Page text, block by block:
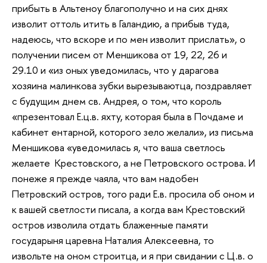
прибыть в Альтеноу благополучно и на сих днях
изволит оттоль итить в Галандию, а прибыв туда,
надеюсь, что вскоре и по мен изволит прислать», о
получении писем от Меншикова от 19, 22, 26 и
29.10 и «из оных уведомилась, что у дарагова
хозяина малинкова зубки вырезываютца, поздравляет
с будущим днем св. Андрея, о том, что король
«презентовал Е.ц.в. яхту, которая была в Почдаме и
кабинет ентарной, которого зело желали», из письма
Меншикова «уведомилась я, что ваша светлось
желаете Крестовского, а не Петровского острова. И
понеже я прежде чаяла, что вам надобен
Петровский остров, того ради Е.в. просила об оном и
к вашей светлости писала, а когда вам Крестовский
остров изволила отдать блаженные памяти
государыня царевна Наталия Алексеевна, то
извольте на оном строитца, и я при свидании с Ц.в. о